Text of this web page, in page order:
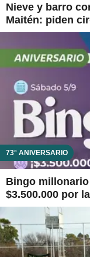
Nieve y barro
Maitén: piden
73° ANIVERSARIO
Bingo
$3.500.000 por